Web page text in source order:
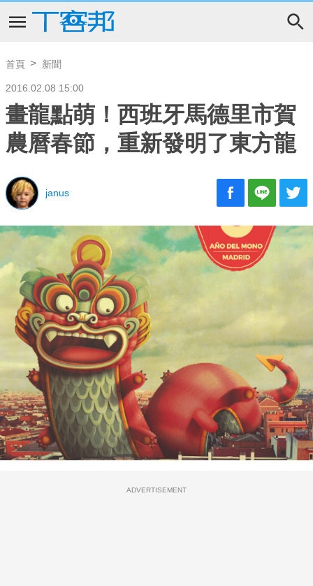
首頁 新聞
2016.02.08 15:00
畫龍點萌！西班牙馬德里市賀
農曆春節，重新發明了東方龍
janus
ADVERTISEMENT